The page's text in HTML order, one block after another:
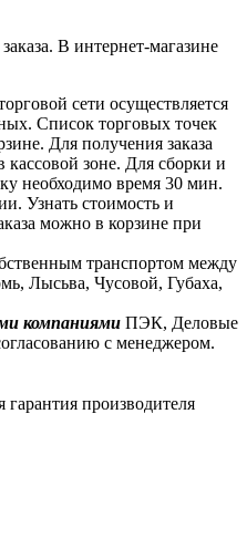
В интернет-магазине
сети осуществляется
Список торговых точек
Для получения заказа
кассовой зоне. Для сборки и
необходимо время 30 мин.
Узнать стоимость и
можно в корзине при
транспортом между
Лысьва, Чусовой, Губаха,
компаниями ПЭК, Деловые
с менеджером.
гарантия производителя